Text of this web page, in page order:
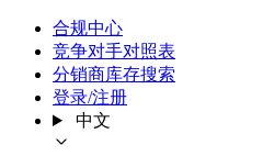
合规中心
竞争对手对照表
分销商库存搜索
登录/注册
中文